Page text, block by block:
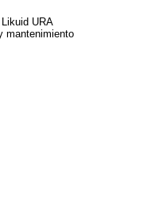
URA
mantenimiento